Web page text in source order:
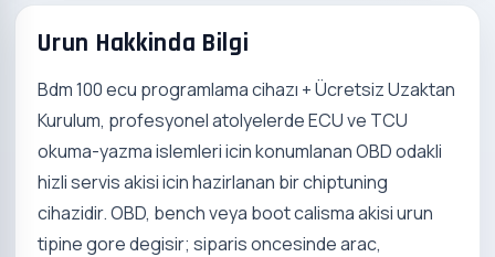
Urun Hakkinda Bilgi
Bdm 100 ecu programlama cihazı + Ücretsiz Uzaktan
Kurulum, profesyonel atolyelerde ECU ve TCU
okuma-yazma islemleri icin konumlanan OBD odakli
hizli servis akisi icin hazirlanan bir chiptuning
cihazidir. OBD, bench veya boot calisma akisi urun
tipine gore degisir; siparis oncesinde arac,